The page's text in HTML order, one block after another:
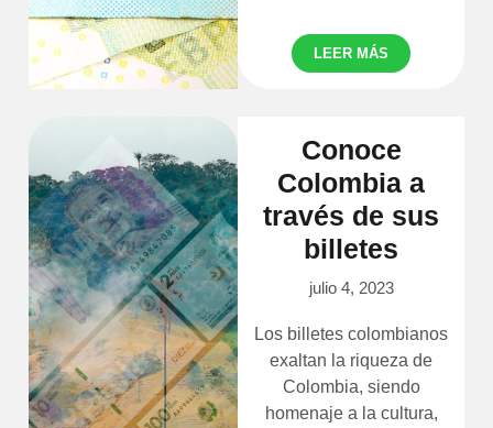
LEER MÁS
Conoce
Colombia a
través de sus
billetes
julio 4, 2023
Los billetes colombianos
exaltan la riqueza de
Colombia, siendo
homenaje a la cultura,